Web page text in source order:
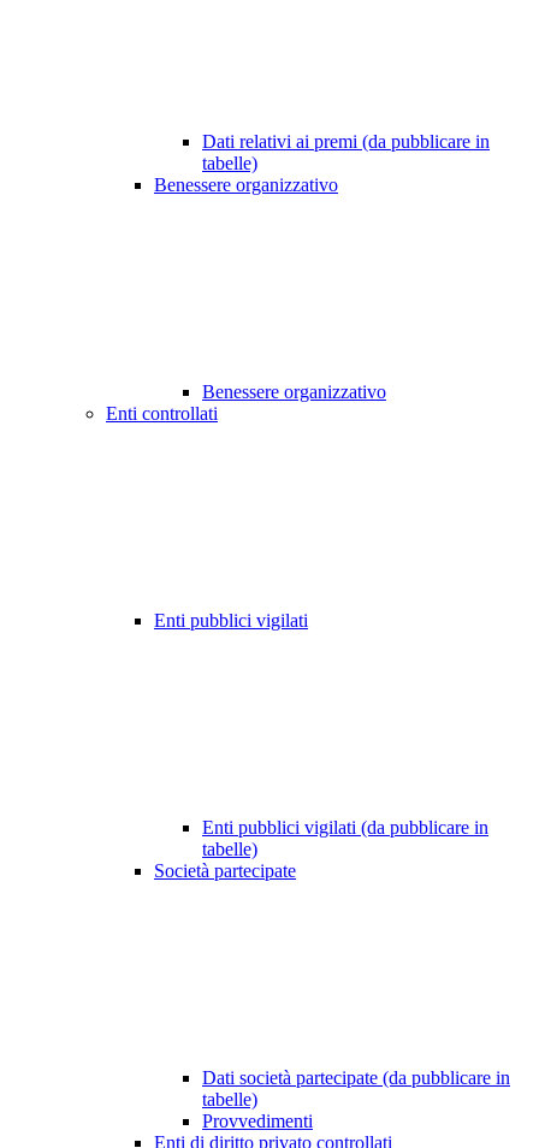
Dati relativi ai premi (da pubblicare in
tabelle)
Benessere organizzativo
Benessere organizzativo
Enti controllati
Enti pubblici vigilati
Enti pubblici vigilati (da pubblicare in
tabelle)
Società partecipate
Dati società partecipate (da pubblicare in
tabelle)
Provvedimenti
Enti di diritto privato controllati